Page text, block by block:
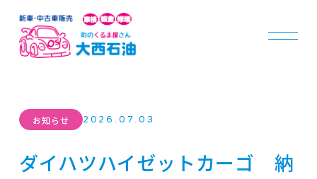
お知らせ 2026.07.03
ダイハツハイゼットカーゴ 納